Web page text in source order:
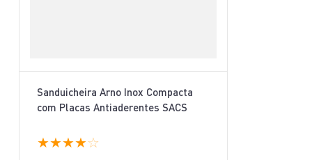
Sanduicheira Arno Inox Compacta
com Placas Antiaderentes SACS
★★★★☆